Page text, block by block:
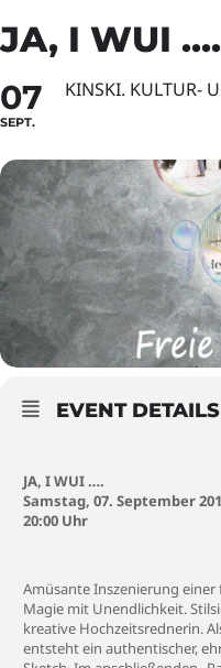
JA, I WUI
07
SEPT.
KINSKI. KULTUR-
EVENT DETAILS
JA, I WUI ….
Samstag, 07. September
20:00 Uhr
Amüsante Inszenierung
Magie mit Unendlichkeit.
kreative Hochzeitsrednerin.
entsteht ein authentischer,